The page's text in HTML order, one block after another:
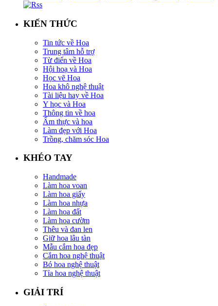
KIẾN THỨC
Tin tức về Hoa
Trung tâm hỗ trợ
Từ điển về Hoa
Hội hoạ và Hoa
Học vẽ Hoa
Hoa khô nghệ thuật
Tài liệu hay về Hoa
Y học và Hoa
Thông tin về hoa
Ẩm thực và hoa
Làm đẹp với Hoa
Trồng, chăm sóc Hoa
KHÉO TAY
Handmade
Làm hoa voan
Làm hoa giấy
Làm hoa nhựa
Làm hoa đất
Làm hoa cườm
Thêu và đan len
Giữ hoa lâu tàn
Mẫu cắm hoa đẹp
Cắm hoa nghệ thuật
Bó hoa nghệ thuật
Tỉa hoa nghệ thuật
GIẢI TRÍ